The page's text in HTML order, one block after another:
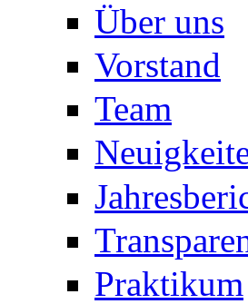
Über uns
Vorstand
Team
Praktikum